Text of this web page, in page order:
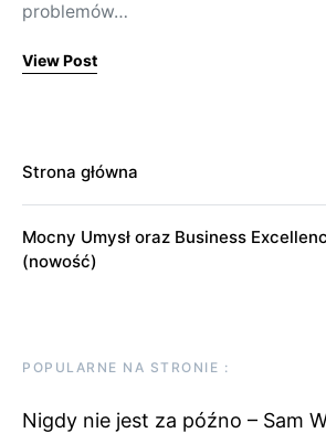
problemów…
View Post
Strona główna
Mocny Umysł oraz Business
(nowość)
POPULARNE NA STRONIE :
Nigdy nie jest za późno – Sam